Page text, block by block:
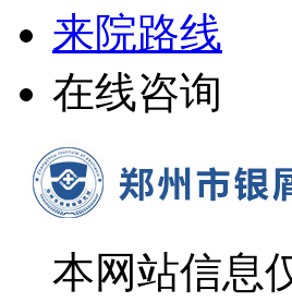
来院路线
在线咨询
本网站信息